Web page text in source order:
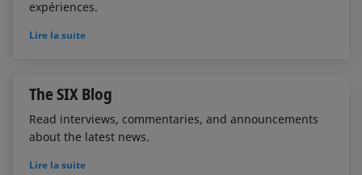
expériences.
Lire la suite
The SIX Blog
Read interviews, commentaries, and announcements
about the latest news.
Lire la suite